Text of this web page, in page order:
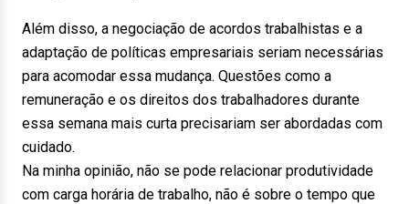
Além disso, a negociação de acordos trabalhistas e a
adaptação de políticas empresariais seriam necessárias
para acomodar essa mudança. Questões como a
remuneração e os direitos dos trabalhadores durante
essa semana mais curta precisariam ser abordadas com
cuidado.
Na minha opinião, não se pode relacionar produtividade
com carga horária de trabalho, não é sobre o tempo que